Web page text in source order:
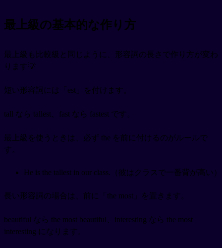
最上級の基本的な作り方
最上級も比較級と同じように、形容詞の長さで作り方が変わ
ります💡
短い形容詞には「est」を付けます。
tall なら tallest、fast なら fastest です。
最上級を使うときは、必ず the を前に付けるのがルールで
す。
He is the tallest in our class.（彼はクラスで一番背が高い）
長い形容詞の場合は、前に「the most」を置きます。
beautiful なら the most beautiful、interesting なら the most
interesting になります。